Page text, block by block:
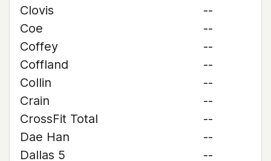
Clovis
--
Coe
--
Coffey
--
Coffland
--
Collin
--
Crain
--
CrossFit Total
--
Dae Han
--
Dallas 5
--